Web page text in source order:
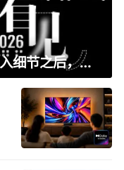
6大品牌手机无障碍横评：深入细节之后，似乎只有苹果能挺住？｜ 看见2026